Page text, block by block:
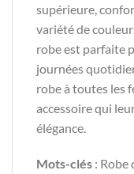
supérieure,
variété de
robe est parfaite
journées
robe à toutes les
accessoire qui
élégance.
Mots-clés : Robe